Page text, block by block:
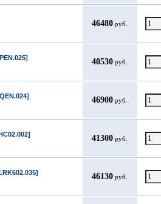
46480 руб.
40530 руб.
46900 руб.
41300 руб.
46130 руб.